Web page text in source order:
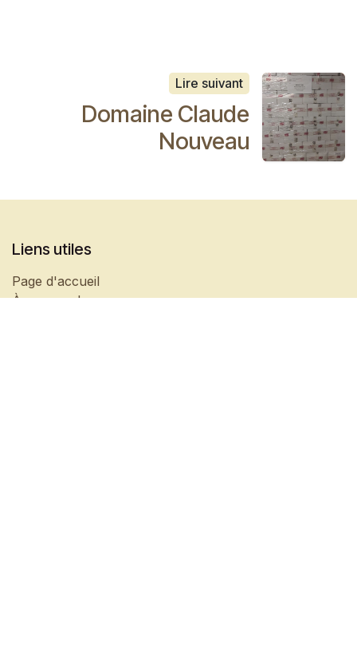
Lire suivant
Domaine Claude
Nouveau
Liens utiles
Page d'accueil
À propos de nous